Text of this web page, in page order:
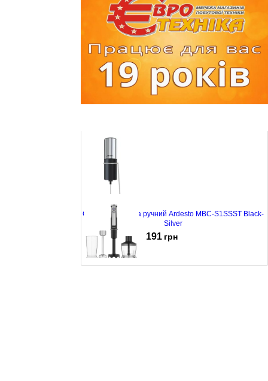
Спінювач молока ручний Ardesto MBC-S1SSST Black-
Silver
191 грн